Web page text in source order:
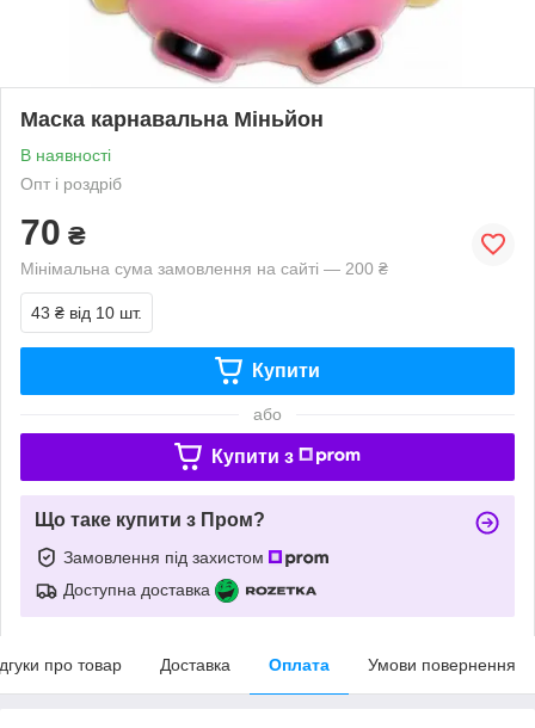
Маска карнавальна Міньйон
В наявності
Опт і роздріб
70 ₴
Мінімальна сума замовлення на сайті — 200 ₴
43 ₴ від 10 шт.
Купити
або
Купити з
Що таке купити з Пром?
Замовлення під захистом
Доступна доставка
про товар Доставка Оплата Умови повернення